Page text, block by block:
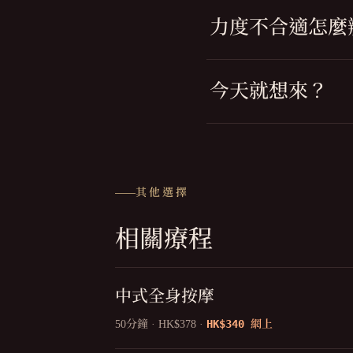
力度不合適怎麼
今天就想來？
其他選擇
相關療程
中式全身按摩
50分鐘 · HK$378 · HK$340 網上